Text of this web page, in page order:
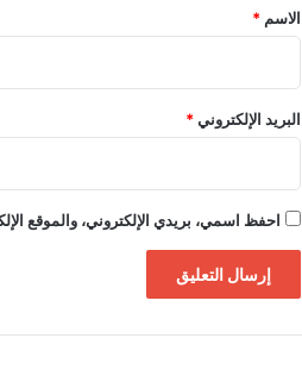
*
الاسم *
البريد الإلكتروني*
احفظ اسمي، بريدي الإلكتروني، والموقع